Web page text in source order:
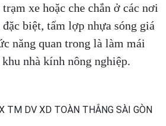
xe hoặc che chắn ở các nơi
biệt, tấm lợp nhựa sóng giá
năng quan trong là làm mái
nhà kính nông nghiệp.